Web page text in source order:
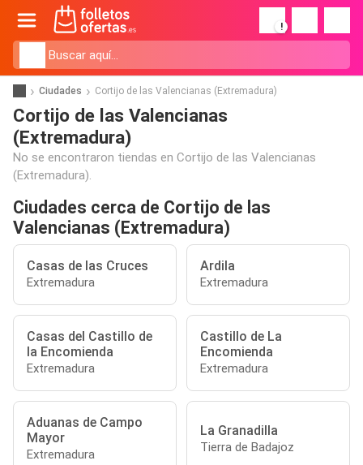
!
Ciudades Cortijo de las Valencianas (Extremadura)
Cortijo de las Valencianas
(Extremadura)
No se encontraron tiendas en Cortijo de las Valencianas
(Extremadura).
Ciudades cerca de Cortijo de las
Valencianas (Extremadura)
Casas de las Cruces
Extremadura
Ardila
Extremadura
Casas del Castillo de
la Encomienda
Extremadura
Castillo de La
Encomienda
Extremadura
Aduanas de Campo
Mayor
Extremadura
La Granadilla
Tierra de Badajoz